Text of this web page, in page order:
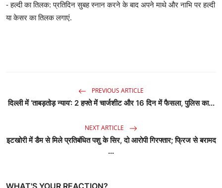
- हल्दी का तिलक: प्रतिदिन सुबह स्नान करने के बाद अपने माथे और नाभि पर हल्दी
या केसर का तिलक लगाएं.
PREVIOUS ARTICLE
दिल्ली में ‘ताबड़तोड़ न्याय’: 2 हफ्ते में चार्जशीट और 16 दिन में फैसला, पुलिस का...
NEXT ARTICLE
इटखोरी में डैम से मिले प्रतिबंधित पशु के सिर, दो आरोपी गिरफ्तार; फ्रिज से बरामद
...